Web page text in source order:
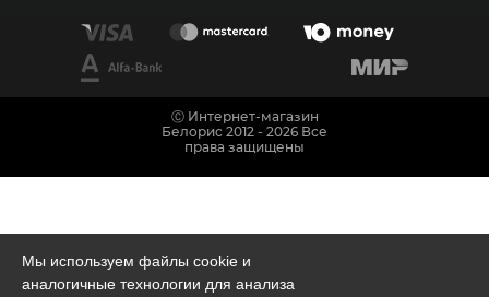
Мы используем файлы cookie и
аналогичные технологии для анализа
Ⓒ Интернет-магазин
Белорис 2012 - 2026 Все
права защищены